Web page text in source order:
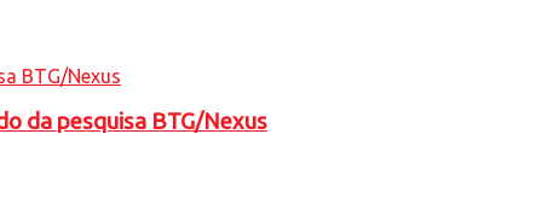
da pesquisa BTG/Nexus